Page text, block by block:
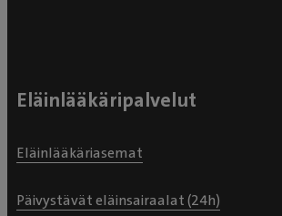
Eläinlääkäripalvelut
Eläinlääkäriasemat
Päivystävät eläinsairaalat (24h)